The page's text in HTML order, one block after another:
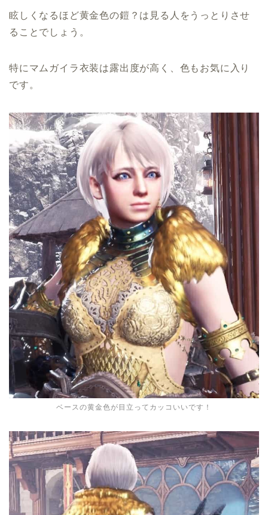
眩しくなるほど黄金色の鎧？は見る人をうっとりさせ
ることでしょう。
特にマムガイラ衣装は露出度が高く、色もお気に入り
です。
ベースの黄金色が目立ってカッコいいです！